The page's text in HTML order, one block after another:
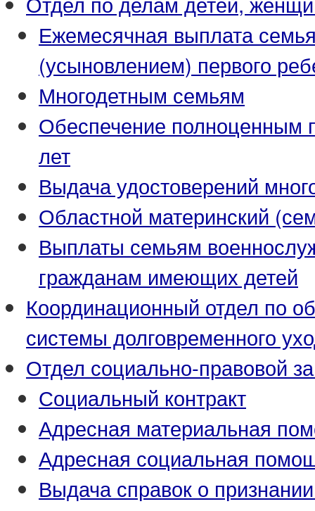
Ежемесячная выплата
(усыновлением) первого
Многодетным семьям
Обеспечение полноценным
лет
Выдача удостоверений
Областной материнский
Выплаты семьям
гражданам имеющих детей
Координационный отдел по
системы долговременного
Отдел социально-правовой
Социальный контракт
Адресная материальная
Адресная социальная
Выдача справок о